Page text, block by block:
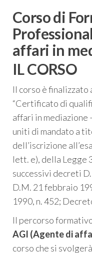
Corso di
affari in
IL CORSO
Il corso è finalizzato
“Certificato di
affari in mediazione
uniti di mandato a
dell’iscrizione
lett. e), della Legge
successivi decreti
D.M. 21 febbraio
1990, n. 452;
Il percorso
AGI (Agente di
corso che si svolgerà